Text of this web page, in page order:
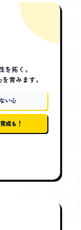
を拓く。
育みます。
い心
成も！